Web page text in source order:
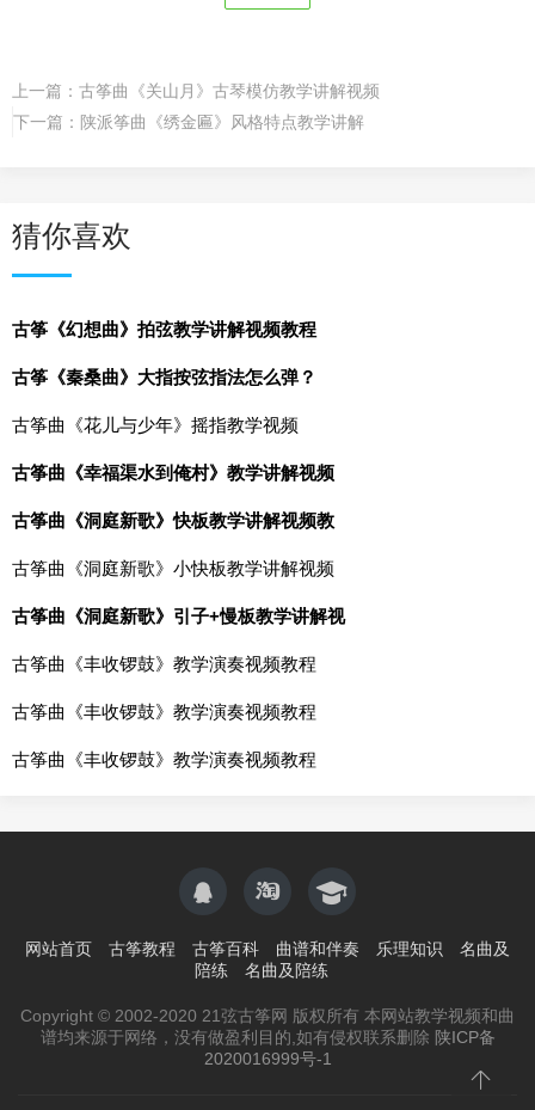
上一篇： 古筝曲《关山月》古琴模仿教学讲解视频
下一篇： 陕派筝曲《绣金匾》风格特点教学讲解
猜你喜欢
古筝《幻想曲》拍弦教学讲解视频教程
古筝《秦桑曲》大指按弦指法怎么弹？
古筝曲《花儿与少年》摇指教学视频
古筝曲《幸福渠水到俺村》教学讲解视频
古筝曲《洞庭新歌》快板教学讲解视频教
古筝曲《洞庭新歌》小快板教学讲解视频
古筝曲《洞庭新歌》引子+慢板教学讲解视
古筝曲《丰收锣鼓》教学演奏视频教程
古筝曲《丰收锣鼓》教学演奏视频教程
古筝曲《丰收锣鼓》教学演奏视频教程
网站首页 古筝教程 古筝百科 曲谱和伴奏 乐理知识
名曲及
陪练
名曲及陪练
Copyright © 2002-2020 21弦古筝网 版权所有 本网站教学视频和曲
谱均来源于网络，没有做盈利目的,如有侵权联系删除 陕ICP备
2020016999号-1